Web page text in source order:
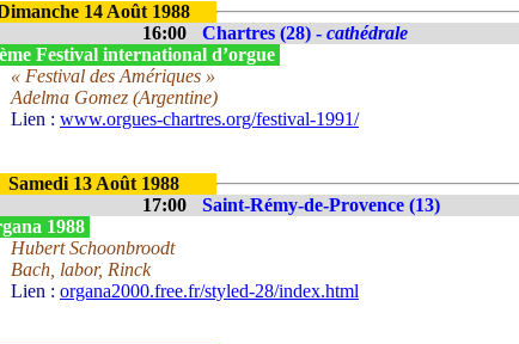
14 Août 1988
16:00
Chartres (28) - cathédrale
Festival international d’orgue
« Festival des Amériques »
Adelma Gomez (Argentine)
Lien : www.orgues-chartres.org/festival-1991/
Samedi 13 Août 1988
17:00
Saint-Rémy-de-Provence (13)
1988
Hubert Schoonbroodt
Bach, labor, Rinck
Lien : organa2000.free.fr/styled-28/index.html